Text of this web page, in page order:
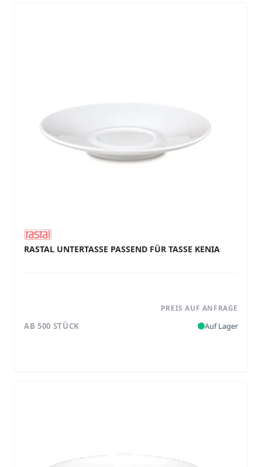
RASTAL UNTERTASSE PASSEND FÜR TASSE KENIA
PREIS AUF ANFRAGE
AB 500 STÜCK Auf Lager